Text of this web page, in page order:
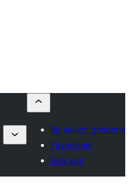
Bir eklenti gönderin
Favorilerim
Giriş yap